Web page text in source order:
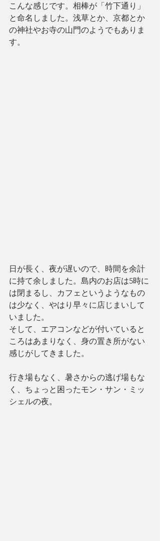
こんな感じです。相棒が「竹下通り」
と命名しました。浅草とか、京都とか
の神社やお寺の山門のようでもありま
す。
日が長く、夜が遅いので、時間を余計
に持て余しました。島内のお店は5時に
は閉まるし、カフェというようなもの
は少なく、やはり早々に店じまいして
いました。
そして、エアコンなどが付いていると
ころはあまりなく、身の置き所がない
感じがしてきました。
行き場もなく、暑さからの逃げ場もな
く、ちょっと困ったモン・サン・ミッ
シェルの夜。